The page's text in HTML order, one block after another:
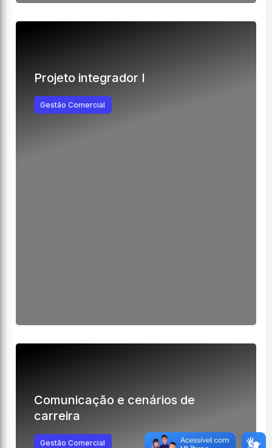
Projeto integrador I
Gestão Comercial
Comunicação e cenários de
carreira
Gestão Comercial